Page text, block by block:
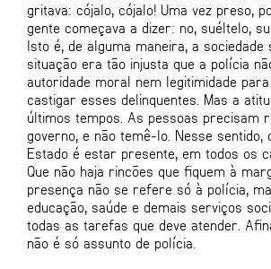
gritava: cójalo, cójalo! Uma vez preso,
gente começava a dizer: no, suéltelo,
Isto é, de alguma maneira, a sociedade
situação era tão injusta que a polícia
autoridade moral nem legitimidade
castigar esses delinquentes. Mas a
últimos tempos. As pessoas precisam
governo, e não temê-lo. Nesse sentido,
Estado é estar presente, em todos os
Que não haja rincões que fiquem à
presença não se refere só à polícia,
educação, saúde e demais serviços
todas as tarefas que deve atender.
não é só assunto de polícia.